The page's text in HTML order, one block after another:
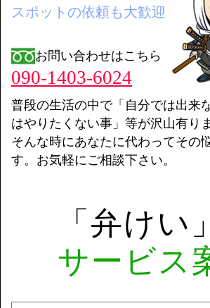
お問い合わせはこちら
090-1403-6024
スポットの依頼も大歓迎
普段の生活の中で「自分では出来
はやりたくない事」等が沢山有り
そんな時にあなたに代わってその
す。お気軽にご相談下さい。
「弁けい
サービス